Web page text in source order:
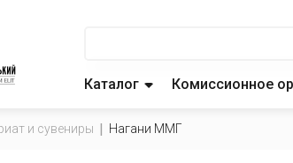
Каталог Комиссионное
и сувениры Нагани ММГ